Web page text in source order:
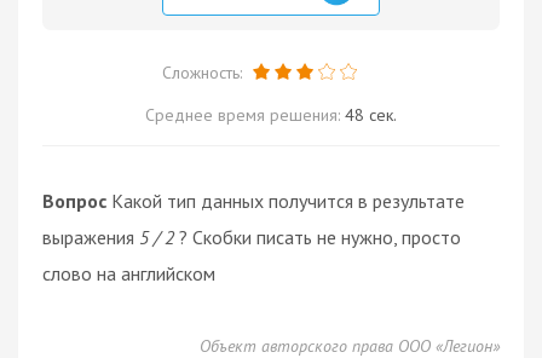
Сложность:
Среднее время решения: 48 сек.
Вопрос Какой тип данных получится в результате
выражения 5 / 2? Скобки писать не нужно, просто
слово на английском
Объект авторского права ООО «Легион»